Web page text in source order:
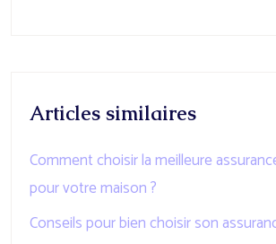
Articles similaires
Comment choisir la meilleure
pour votre maison ?
Conseils pour bien choisir son